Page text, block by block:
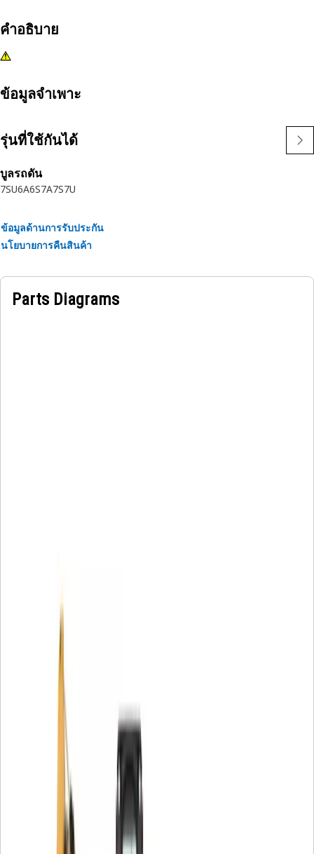
คำอธิบาย
ข้อมูลจำเพาะ
รุ่นที่ใช้กันได้
บูลรถดัน
7SU6A6S7A7S7U
ข้อมูลด้านการรับประกัน
นโยบายการคืนสินค้า
Parts Diagrams